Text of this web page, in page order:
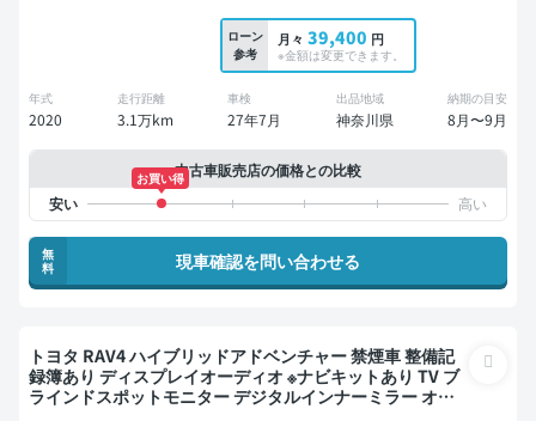
ローン
参考
月々 39,400 円
※金額は変更できます。
年式
2020
走行距離
3.1万km
車検
27年7月
出品地域
神奈川県
納期の目安
8月〜9月
中古車販売店の価格との比較
お買い得
無
料
現車確認を問い合わせる
トヨタ RAV4 ハイブリッドアドベンチャー 禁煙車 整備記
録簿あり ディスプレイオーディオ ※ナビキットあり TV ブ
ラインドスポットモニター デジタルインナーミラー オー